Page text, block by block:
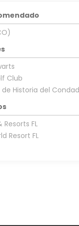
Club
Historia del
Resorts FL
Resort FL